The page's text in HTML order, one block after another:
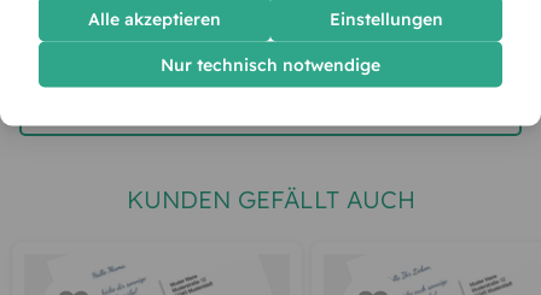
jetzt gestalten
KUNDEN GEFÄLLT AUCH
Alle akzeptieren Einstellungen
Nur technisch notwendige